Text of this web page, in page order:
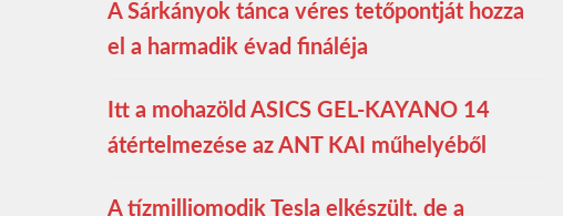
A Sárkányok tánca véres tetőpontját hozza
el a harmadik évad fináléja
Itt a mohazöld ASICS GEL-KAYANO 14
átértelmezése az ANT KAI műhelyéből
A tízmilliomodik Tesla elkészült, de a